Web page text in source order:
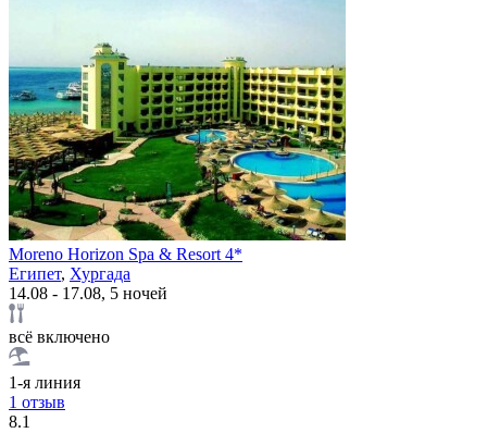
Moreno Horizon Spa & Resort 4*
Египет, Хургада
14.08 - 17.08, 5 ночей
всё включено
1-я линия
1 отзыв
8.1